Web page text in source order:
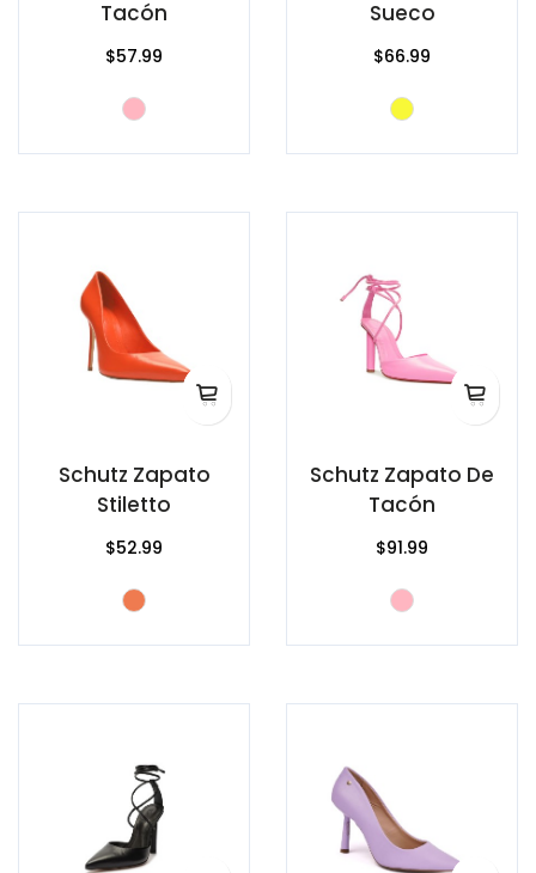
Tacón
$57.99
Sueco
$66.99
Schutz Zapato
Stiletto
$52.99
Schutz Zapato De
Tacón
$91.99